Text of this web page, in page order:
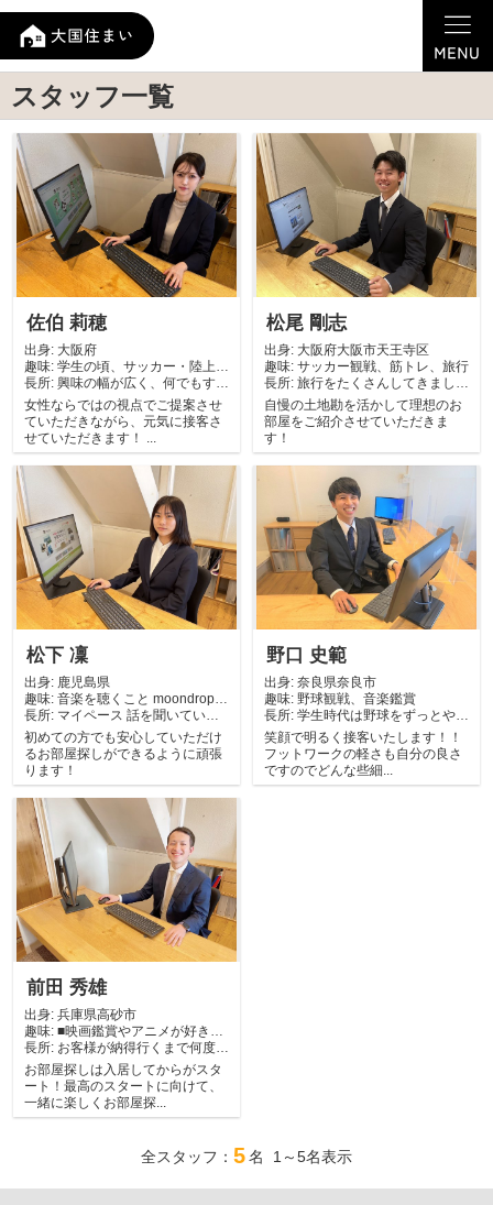
スタッフ一覧
佐伯 莉穂
出身: 大阪府
趣味: 学生の頃、サッカー・陸上競
技をしていたた...
長所: 興味の幅が広く、何でもすぐ
に始めて楽しめ...
女性ならではの視点でご提案させ
ていただきながら、元気に接客さ
せていただきます！ ...
松尾 剛志
出身: 大阪府大阪市天王寺区
趣味: サッカー観戦、筋トレ、旅行
長所: 旅行をたくさんしてきました
ので大阪に限ら...
自慢の土地勘を活かして理想のお
部屋をご紹介させていただきま
す！
松下 凜
出身: 鹿児島県
趣味: 音楽を聴くこと moondropや
窓際ぼ...
長所: マイペース 話を聞いていな
い感じで意外に...
初めての方でも安心していただけ
るお部屋探しができるように頑張
ります！
野口 史範
出身: 奈良県奈良市
趣味: 野球観戦、音楽鑑賞
長所: 学生時代は野球をずっとやっ
ていたのことも...
笑顔で明るく接客いたします！！
フットワークの軽さも自分の良さ
ですのでどんな些細...
前田 秀雄
出身: 兵庫県高砂市
趣味: ■映画鑑賞やアニメが好き
で、暇があればN...
長所: お客様が納得行くまで何度で
もご案内させて...
お部屋探しは入居してからがスタ
ート！最高のスタートに向けて、
一緒に楽しくお部屋探...
全スタッフ： 5名 1～5名表示